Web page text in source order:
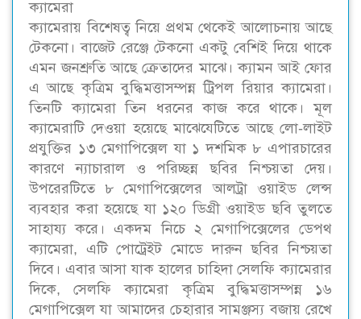
ক্যামেরা
ক্যামেরায় বিশেষত্ব নিয়ে প্রথম থেকেই আলোচনায় আছে
টেকনো। বাজেট রেঞ্জে টেকনো একটু বেশিই দিয়ে থাকে
এমন জনশ্রুতি আছে ক্রেতাদের মাঝে। ক্যামন আই ফোর
এ আছে কৃত্রিম বুদ্ধিমত্তাসম্পন্ন ট্রিপল রিয়ার ক্যামেরা।
তিনটি ক্যামেরা তিন ধরনের কাজ করে থাকে। মূল
ক্যামেরাটি দেওয়া হয়েছে মাঝেযেটিতে আছে লো-লাইট
প্রযুক্তির ১৩ মেগাপিক্সেল যা ১ দশমিক ৮ এপারচারের
কারণে ন্যাচারাল ও পরিচ্ছন্ন ছবির নিশ্চয়তা দেয়।
উপরেরটিতে ৮ মেগাপিক্সেলের আলট্রা ওয়াইড লেন্স
ব্যবহার করা হয়েছে যা ১২০ ডিগ্রী ওয়াইড ছবি তুলতে
সাহায্য করে। একদম নিচে ২ মেগাপিক্সেলের ডেপথ
ক্যামেরা, এটি পোট্রেইট মোডে দারুন ছবির নিশ্চয়তা
দিবে। এবার আসা যাক হালের চাহিদা সেলফি ক্যামেরার
দিকে, সেলফি ক্যামেরা কৃত্রিম বুদ্ধিমত্তাসম্পন্ন ১৬
মেগাপিক্সেল যা আমাদের চেহারার সামঞ্জস্য বজায় রেখে